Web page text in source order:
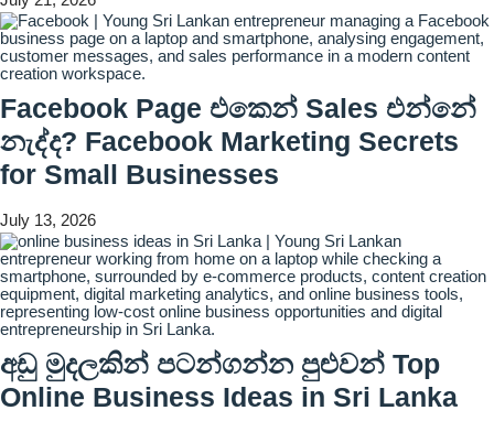
Facebook Page එකෙන් Sales එන්නේ
නැද්ද? Facebook Marketing Secrets
for Small Businesses
July 13, 2026
අඩු මුදලකින් පටන්ගන්න පුළුවන් Top
Online Business Ideas in Sri Lanka